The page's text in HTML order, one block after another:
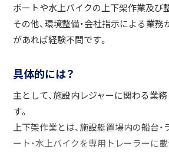
ボートや水上バイクの上下架作業及び
その他、環境整備・会社指示による業務
があれば経験不問です。
具体的には？
主として、施設内レジャーに関わる業務
す。
上下架作業とは、施設艇置場内の船台
ート・水上バイクを専用トレーラーに